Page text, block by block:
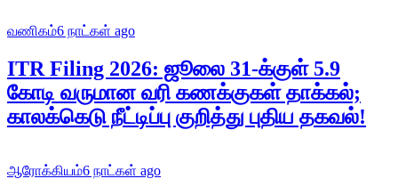
வணிகம்6 நாட்கள் ago
ITR Filing 2026: ஜூலை 31-க்குள் 5.9
கோடி வருமான வரி கணக்குகள் தாக்கல்;
காலக்கெடு நீட்டிப்பு குறித்து புதிய தகவல்!
ஆரோக்கியம்6 நாட்கள் ago